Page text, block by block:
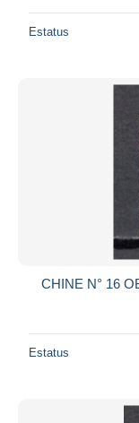
Estatus
CHINE N° 16
Estatus